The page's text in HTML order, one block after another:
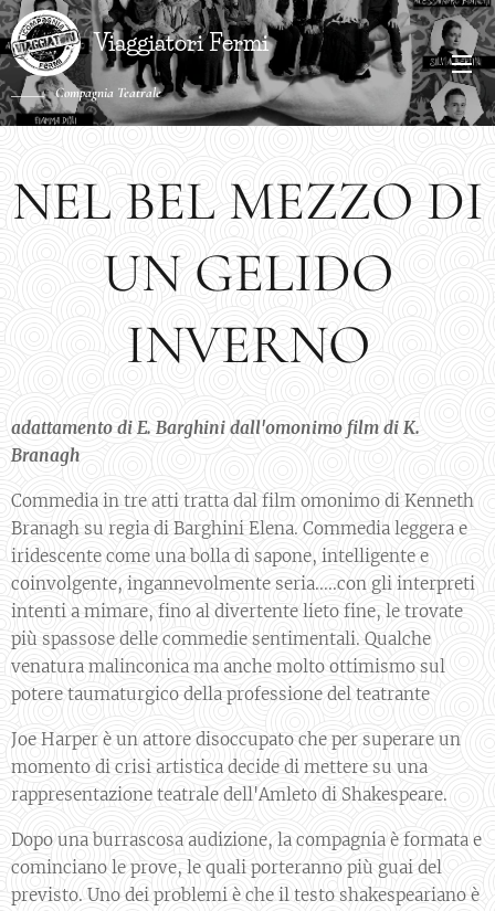
Viaggiatori Fermi
Compagnia Teatrale
NEL BEL MEZZO DI
UN GELIDO
INVERNO
adattamento di E. Barghini dall'omonimo film di K.
Branagh
Commedia in tre atti tratta dal film omonimo di Kenneth
Branagh su regia di Barghini Elena. Commedia leggera e
iridescente come una bolla di sapone, intelligente e
coinvolgente, ingannevolmente seria.....con gli interpreti
intenti a mimare, fino al divertente lieto fine, le trovate
più spassose delle commedie sentimentali. Qualche
venatura malinconica ma anche molto ottimismo sul
potere taumaturgico della professione del teatrante
Joe Harper è un attore disoccupato che per superare un
momento di crisi artistica decide di mettere su una
rappresentazione teatrale dell'Amleto di Shakespeare.
Dopo una burrascosa audizione, la compagnia è formata e
cominciano le prove, le quali porteranno più guai del
previsto. Uno dei problemi è che il testo shakespeariano è